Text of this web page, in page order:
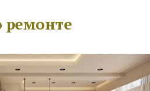
ремонте